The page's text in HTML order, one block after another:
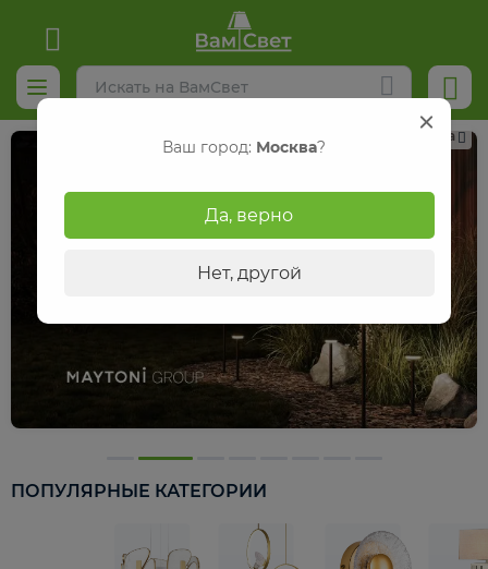
Реклама
ПОПУЛЯРНЫЕ КАТЕГОРИИ
Ваш город: Москва?
Да, верно
Нет, другой